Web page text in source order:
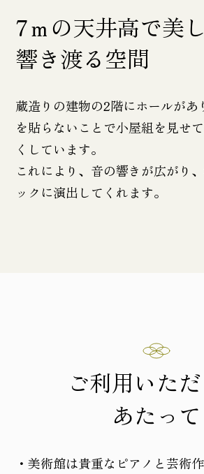
7ｍの天井高で美
響き渡る空間
蔵造りの建物の2階にホールがあ
を貼らないことで小屋組を見せ
くしています。
これにより、音の響きが広がり
ックに演出してくれます。
ご利用いた
あたって
・美術館は貴重なピアノと芸術